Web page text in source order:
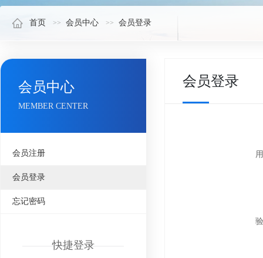
首页 会员中心 会员登录
会员中心
MEMBER CENTER
会员注册
会员登录
忘记密码
快捷登录
会员登录